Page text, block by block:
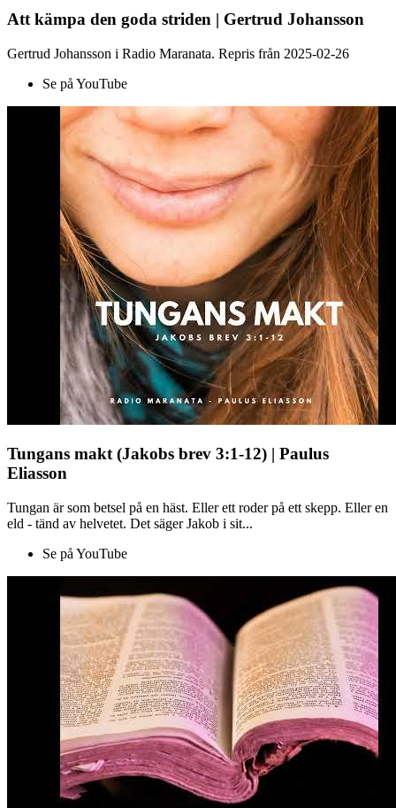
Att kämpa den goda striden | Gertrud Johansson
Gertrud Johansson i Radio Maranata. Repris från 2025-02-26
Se på YouTube
Tungans makt (Jakobs brev 3:1-12) | Paulus
Eliasson
Tungan är som betsel på en häst. Eller ett roder på ett skepp. Eller en
eld - tänd av helvetet. Det säger Jakob i sit...
Se på YouTube